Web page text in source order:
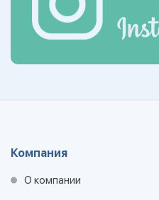
Компания
О компании